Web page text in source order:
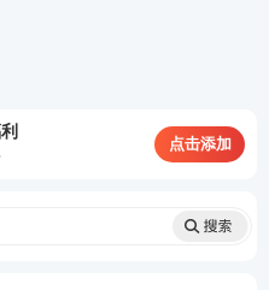
题视频课程学习
点击添加